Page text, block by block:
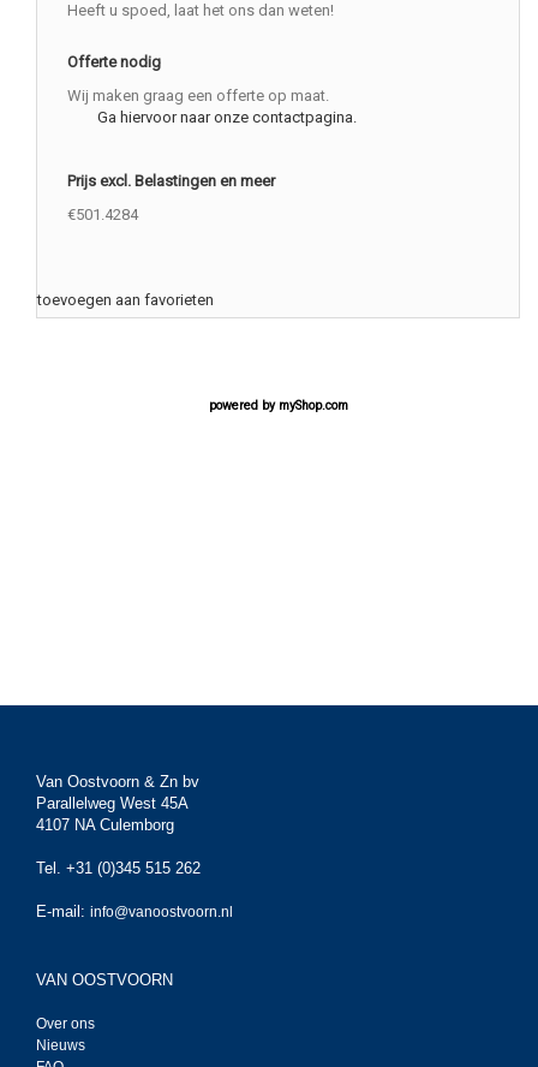
Heeft u spoed, laat het ons dan weten!
Offerte nodig
Wij maken graag een offerte op maat.
Ga hiervoor naar onze contactpagina.
Prijs excl. Belastingen en meer
€501.4284
toevoegen aan favorieten
powered by myShop.com
Van Oostvoorn & Zn bv
Parallelweg West 45A
4107 NA Culemborg
Tel. +31 (0)345 515 262
E-mail: info@vanoostvoorn.nl
VAN OOSTVOORN
Over ons
Nieuws